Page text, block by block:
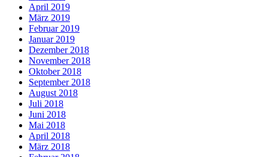
April 2019
März 2019
Februar 2019
Januar 2019
Dezember 2018
November 2018
Oktober 2018
September 2018
August 2018
Juli 2018
Juni 2018
Mai 2018
April 2018
März 2018